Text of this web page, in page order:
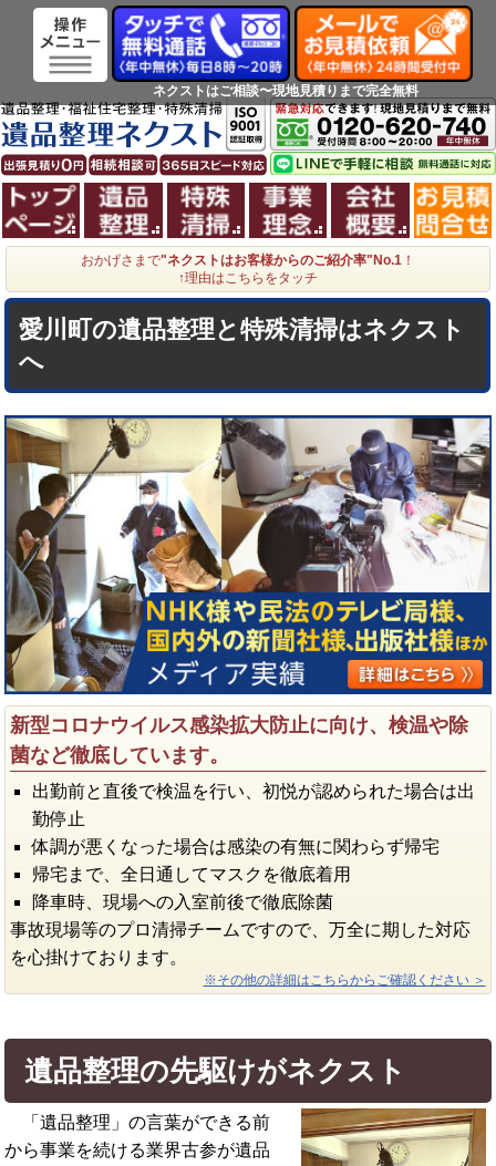
ホーム 遺品整理 特殊清掃 事業理念 会社概
おかげさまで"ネクストはお客様からのご紹介率"No.1 ！
↑理由はこちらをタッチ
愛川町の遺品整理と特殊清掃はネクスト
へ
新型コロナウイルス感染拡大防止に向け、検温や除
菌など徹底しています。
出勤前と直後で検温を行い、初悦が認められた場合は出
勤停止
体調が悪くなった場合は感染の有無に関わらず帰宅
帰宅まで、全日通してマスクを徹底着用
降車時、現場への入室前後で徹底除菌
事故現場等のプロ清掃チームですので、万全に期した対応
を心掛けております。
※その他の詳細はこちらからご確認ください ＞
遺品整理の先駆けがネクスト
「遺品整理」の言葉ができる前
から事業を続ける業界古参が遺品
ネクストはご相談〜現地見積りまで完全無料